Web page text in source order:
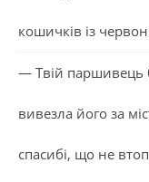
кошичків із
— Твій паршивець
вивезла його за
спасибі, що не